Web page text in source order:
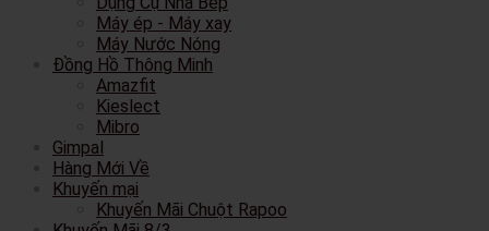
Máy ép - Máy xay
Máy Nước Nóng
Đồng Hồ Thông Minh
Amazfit
Kieslect
Mibro
Gimpal
Hàng Mới Về
Khuyến mại
Khuyến Mãi Chuột Rapoo